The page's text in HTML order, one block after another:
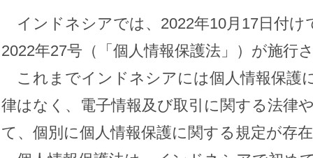
インドネシアでは、2022年10月17日付け
2022年27号（「個人情報保護法」）が施行
これまでインドネシアには個人情報保護
律はなく、電子情報及び取引に関する法律
て、個別に個人情報保護に関する規定が存